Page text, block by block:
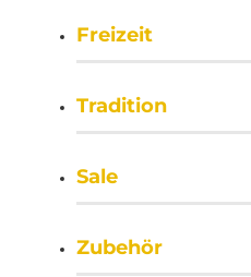
Freizeit
Tradition
Sale
Zubehör